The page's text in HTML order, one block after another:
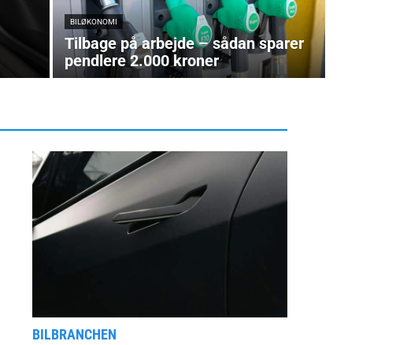
BILØKONOMI
Tilbage på arbejde – sådan sparer
pendlere 2.000 kroner
BILBRANCHEN